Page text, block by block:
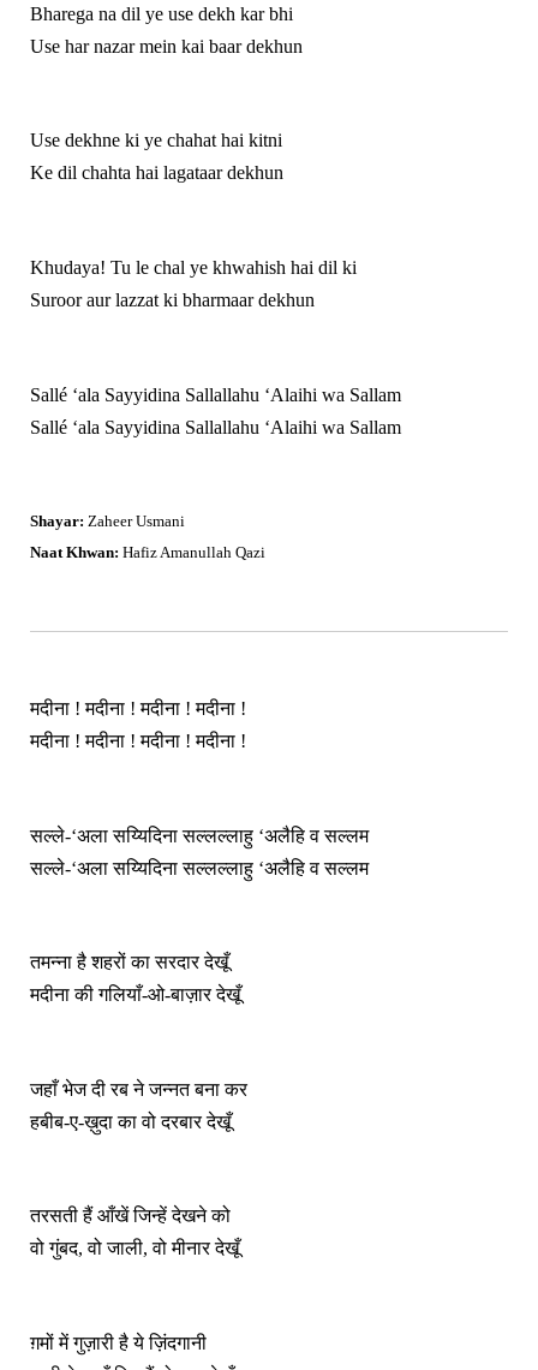
Bharega na dil ye use dekh kar bhi
Use har nazar mein kai baar dekhun
Use dekhne ki ye chahat hai kitni
Ke dil chahta hai lagataar dekhun
Khudaya! Tu le chal ye khwahish hai dil ki
Suroor aur lazzat ki bharmaar dekhun
Sallé ‘ala Sayyidina Sallallahu ‘Alaihi wa Sallam
Sallé ‘ala Sayyidina Sallallahu ‘Alaihi wa Sallam
Shayar: Zaheer Usmani
Naat Khwan: Hafiz Amanullah Qazi
मदीना ! मदीना ! मदीना ! मदीना !
मदीना ! मदीना ! मदीना ! मदीना !
सल्ले-‘अला सय्यिदिना सल्लल्लाहु ‘अलैहि व सल्लम
सल्ले-‘अला सय्यिदिना सल्लल्लाहु ‘अलैहि व सल्लम
तमन्ना है शहरों का सरदार देखूँ
मदीना की गलियाँ-ओ-बाज़ार देखूँ
जहाँ भेज दी रब ने जन्नत बना कर
हबीब-ए-ख़ुदा का वो दरबार देखूँ
तरसती हैं आँखें जिन्हें देखने को
वो गुंबद, वो जाली, वो मीनार देखूँ
ग़मों में गुज़ारी है ये ज़िंदगानी